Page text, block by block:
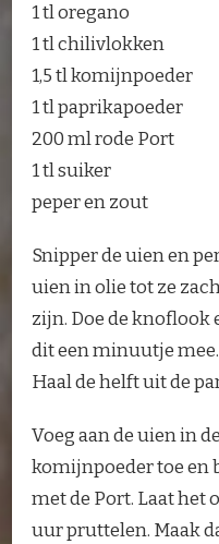
1 tl oregano
1 tl chilivlokken
1,5 tl komijnpoeder
1 tl paprikapoeder
200 ml rode Port
1 tl suiker
peper en zout
Snipper de uien en
uien in olie tot ze
zijn. Doe de knoflook
dit een minuutje mee.
Haal de helft uit de
Voeg aan de uien in
komijnpoeder toe en
met de Port. Laat het
uur pruttelen. Maak